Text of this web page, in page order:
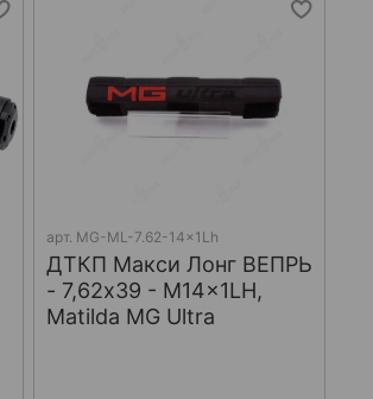
арт. MG-ML-7.62-14x1Lh
ДТКП Макси Лонг ВЕПРЬ
- 7,62x39 - M14x1LH,
Matilda MG Ultra